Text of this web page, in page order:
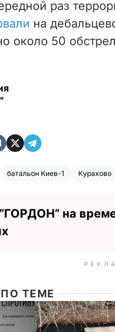
раз
на
около 50
батальон Киев-1 Курахово
на
ТЕМЕ